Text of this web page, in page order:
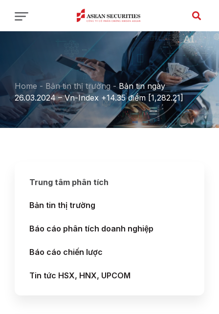
Home - Bản tin thị trường -Bản tin ngày
26.03.2024 – Vn-Index +14.35 điểm [1,282.21]
Trung tâm phân tích
Bản tin thị trường
Báo cáo phân tích doanh nghiệp
Báo cáo chiến lược
Tin tức HSX, HNX, UPCOM